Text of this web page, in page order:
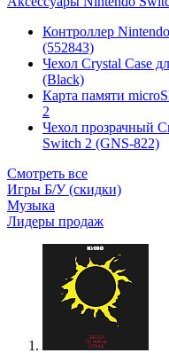
Контроллер
(552843)
Чехол Сrystal Сase
(Black)
Карта памяти
2
Чехол прозрачный
Switch 2 (GNS-822)
Смотреть все
Игры Б/У (скидки)
Музыка
Лидеры продаж